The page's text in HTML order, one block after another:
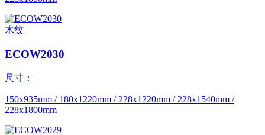
木纹
ECOW2030
尺寸：
150x935mm / 180x1220mm / 228x1220mm / 228x1540mm /
228x1800mm